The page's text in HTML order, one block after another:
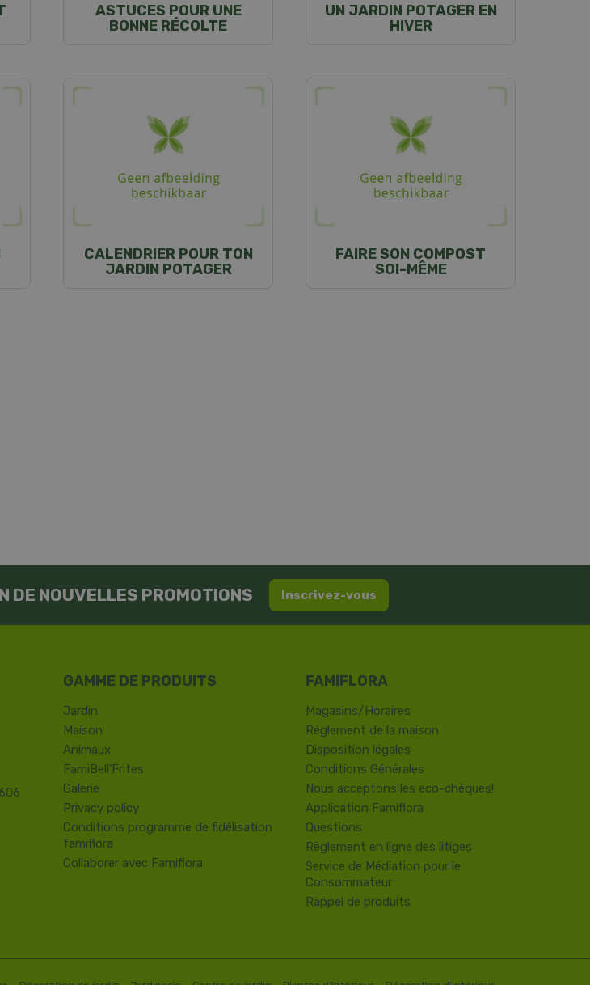
ASTUCES POUR UNE
BONNE RÉCOLTE
UN JARDIN POTAGER EN
HIVER
CALENDRIER POUR TON
JARDIN POTAGER
FAIRE SON COMPOST
SOI-MÊME
DE NOUVELLES PROMOTIONS Inscrivez-vous
Jardin
Maison
Animaux
FamiBell'Frites
Galerie
Privacy policy
Conditions programme de fidélisation
famiflora
Collaborer avec Famiflora
Magasins/Horaires
Réglement de la maison
Disposition légales
Conditions Générales
Nous acceptons les eco-chèques!
Application Famiflora
Questions
Règlement en ligne des litiges
Service de Médiation pour le
Consommateur
Rappel de produits